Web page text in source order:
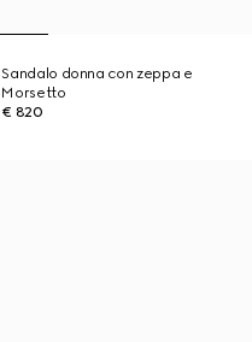
Sandalo donna con zeppa e
Morsetto
€ 820